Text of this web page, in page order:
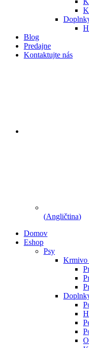
Blog
Predajne
Kontaktujte nás
(Angličtina)
Domov
Eshop
Psy
Krmivo